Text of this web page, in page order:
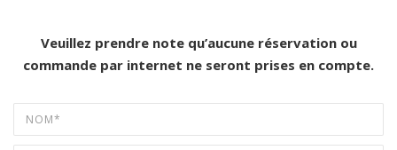
Veuillez prendre note qu’aucune réservation ou
commande par internet ne seront prises en compte.